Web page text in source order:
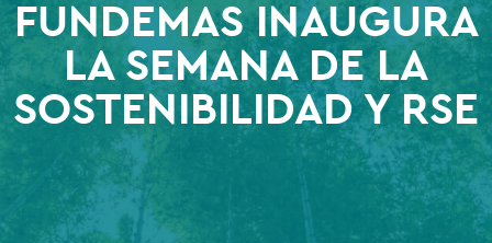
FUNDEMAS INAUGURA
LA SEMANA DE LA
SOSTENIBILIDAD Y RSE